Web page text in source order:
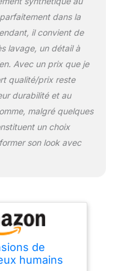
dans la
il convient de
lavage, un détail à
Avec un prix que je
qualité/prix reste
durabilité et au
malgré quelques
un choix
son look avec
de
humains